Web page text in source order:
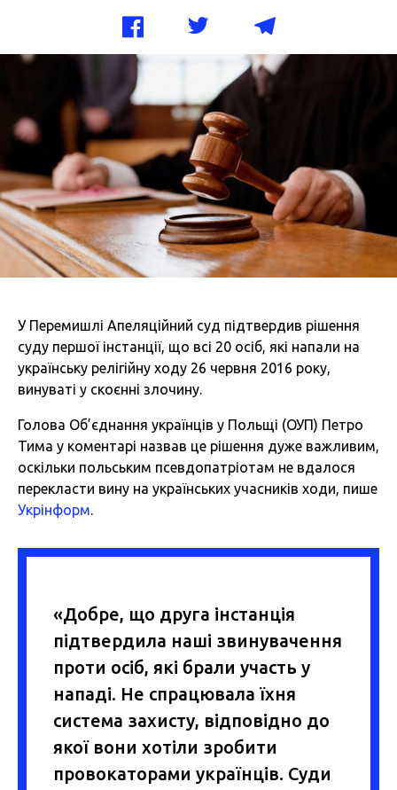
У Перемишлі Апеляційний суд підтвердив рішення
суду першої інстанції, що всі 20 осіб, які напали на
українську релігійну ходу 26 червня 2016 року,
винуваті у скоєнні злочину.
Голова Об’єднання українців у Польщі (ОУП) Петро
Тима у коментарі назвав це рішення дуже важливим,
оскільки польським псевдопатріотам не вдалося
перекласти вину на українських учасників ходи, пише
Укрінформ.
«Добре, що друга інстанція
підтвердила наші звинувачення
проти осіб, які брали участь у
нападі. Не спрацювала їхня
система захисту, відповідно до
якої вони хотіли зробити
провокаторами українців. Суди